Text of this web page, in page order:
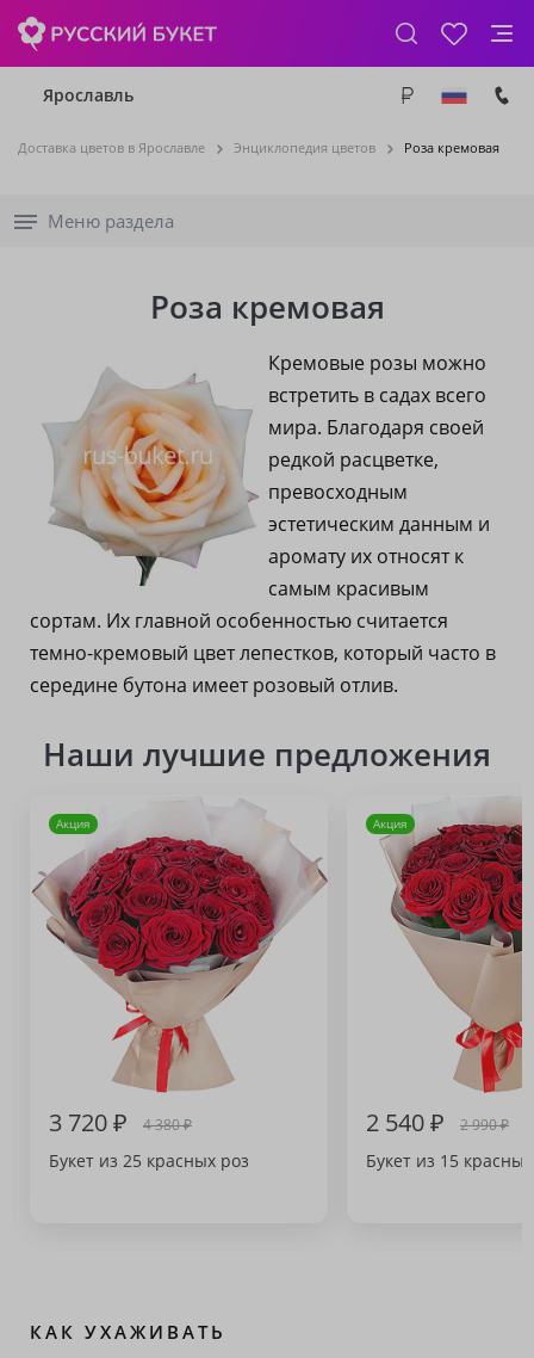
Ярославль
Доставка цветов в Ярославле Энциклопедия цветов Роза кремовая
Меню раздела
Роза кремовая
Кремовые розы можно
встретить в садах всего
мира. Благодаря своей
редкой расцветке,
превосходным
эстетическим данным и
аромату их относят к
самым красивым
сортам. Их главной особенностью считается
темно-кремовый цвет лепестков, который часто в
середине бутона имеет розовый отлив.
Наши лучшие предложения
Акция
3 720 ₽ 4 380 ₽
Букет из 25 красных роз
Акция
2 540 ₽ 2 990 ₽
Букет из 15
КАК УХАЖИВАТЬ